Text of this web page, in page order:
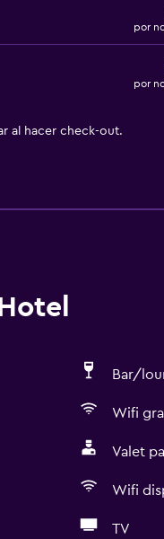
por
por
al hacer check-out.
Bar/
Wifi
Valet
Wifi
TV